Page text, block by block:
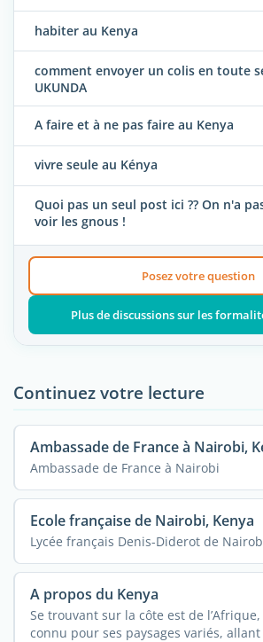
habiter au Kenya
comment envoyer un colis en toute
UKUNDA
A faire et à ne pas faire au Kenya
vivre seule au Kénya
Quoi pas un seul post ici ?? On n'a
voir les gnous !
Posez votre question
Plus de discussions sur les
Continuez votre lecture
Ambassade de France à Nairobi,
Ambassade de France à Nairobi
Ecole française de Nairobi, Kenya
Lycée français Denis-Diderot de
A propos du Kenya
Se trouvant sur la côte est de
connu pour ses paysages variés, allant